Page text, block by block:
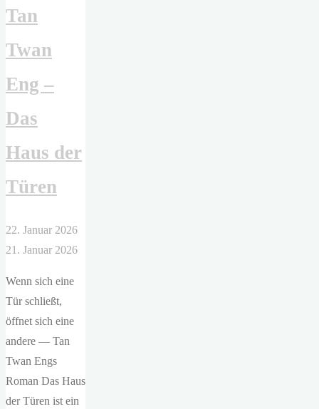
Tan
Twan
Eng –
Das
Haus der
Türen
22. Januar 2026
21. Januar 2026
Wenn sich eine
Tür schließt,
öffnet sich eine
andere — Tan
Twan Engs
Roman Das Haus
der Türen ist ein